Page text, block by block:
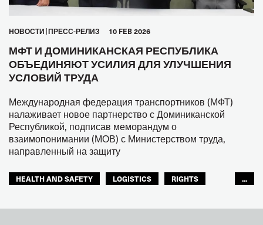
HОВОСТИ ПРЕСС-РЕЛИЗ 10 FEB 2026
МФТ И ДОМИНИКАНСКАЯ РЕСПУБЛИКА
ОБЪЕДИНЯЮТ УСИЛИЯ ДЛЯ УЛУЧШЕНИЯ
УСЛОВИЙ ТРУДА
Международная федерация транспортников (МФТ)
налаживает новое партнерство с Доминиканской
Республикой, подписав меморандум о
взаимопонимании (МОВ) с Министерством труда,
направленный на защиту
HEALTH AND SAFETY LOGISTICS
RIGHTS
...